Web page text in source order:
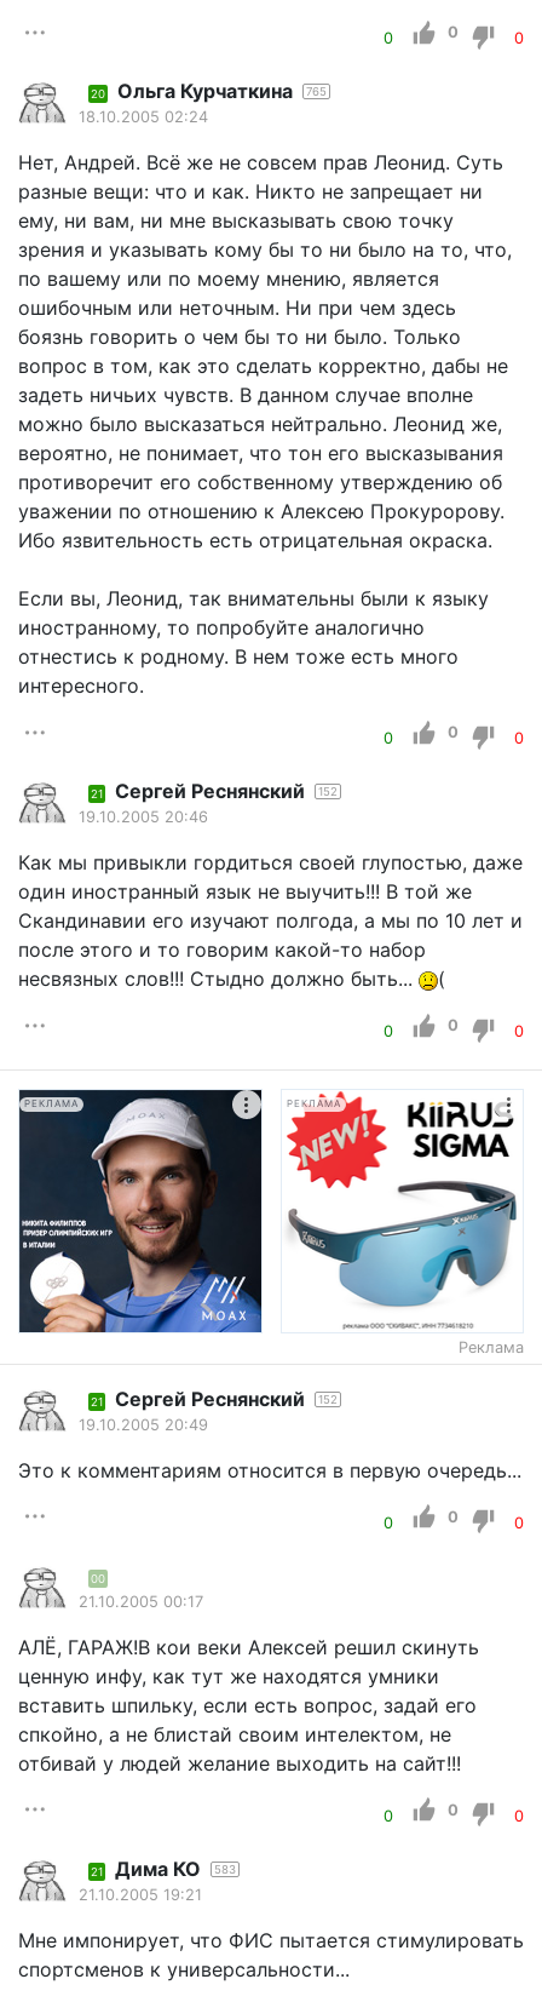
0 0 0
20 Ольга Курчаткина 765
18.10.2005 02:24
Нет, Андрей. Всё же не совсем прав Леонид. Суть
разные вещи: что и как. Никто не запрещает ни
ему, ни вам, ни мне высказывать свою точку
зрения и указывать кому бы то ни было на то, что,
по вашему или по моему мнению, является
ошибочным или неточным. Ни при чем здесь
боязнь говорить о чем бы то ни было. Только
вопрос в том, как это сделать корректно, дабы не
задеть ничьих чувств. В данном случае вполне
можно было высказаться нейтрально. Леонид же,
вероятно, не понимает, что тон его высказывания
противоречит его собственному утверждению об
уважении по отношению к Алексею Прокуророву.
Ибо язвительность есть отрицательная окраска.
Если вы, Леонид, так внимательны были к языку
иностранному, то попробуйте аналогично
отнестись к родному. В нем тоже есть много
интересного.
0 0 0
21 Сергей Реснянский 152
19.10.2005 20:46
Как мы привыкли гордиться своей глупостью, даже
один иностранный язык не выучить!!! В той же
Скандинавии его изучают полгода, а мы по 10 лет и
после этого и то говорим какой-то набор
несвязных слов!!! Стыдно должно быть...
(
0 0 0
РЕКЛАМА РЕКЛАМА
Реклама
21 Сергей Реснянский 152
19.10.2005 20:49
Это к комментариям относится в первую очередь...
0 0 0
00
21.10.2005 00:17
АЛЁ, ГАРАЖ!В кои веки Алексей решил скинуть
ценную инфу, как тут же находятся умники
вставить шпильку, если есть вопрос, задай его
спкойно, а не блистай своим интелектом, не
отбивай у людей желание выходить на сайт!!!
0 0 0
21 Дима КО 583
21.10.2005 19:21
Мне импонирует, что ФИС пытается стимулировать
спортсменов к универсальности...